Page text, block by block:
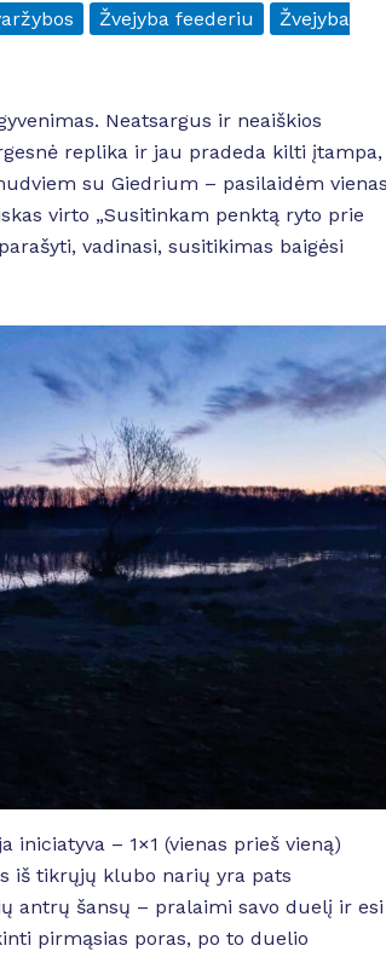
Žvejyba feederiu
Žvejyba
Neatsargus ir neaiškios
replika ir jau pradeda kilti įtampa,
su Giedrium – pasilaidėm
virto „Susitinkam penktą ryto prie
vadinasi, susitikimas baigėsi
– 1×1 (vienas prieš vieną)
iš tikrųjų klubo narių yra pats
antrų šansų – pralaimi savo duelį ir esi
pirmąsias poras, po to duelio